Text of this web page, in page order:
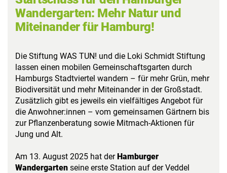
Wandergarten: Mehr Natur und
Miteinander für Hamburg!
Die Stiftung WAS TUN! und die Loki Schmidt Stiftung
lassen einen mobilen Gemeinschaftsgarten durch
Hamburgs Stadtviertel wandern – für mehr Grün, mehr
Biodiversität und mehr Miteinander in der Großstadt.
Zusätzlich gibt es jeweils ein vielfältiges Angebot für
die Anwohner:innen – vom gemeinsamen Gärtnern bis
zur Pflanzenberatung sowie Mitmach-Aktionen für
Jung und Alt.
Am 13. August 2025 hat derHamburger
Wandergarten seine erste Station auf der Veddel